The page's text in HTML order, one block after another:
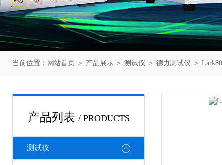
当前位置： 网站首页 ＞ 产品展示 ＞ 测试仪 ＞ 德力测试仪 ＞
产品列表 / PRODUCTS
测试仪